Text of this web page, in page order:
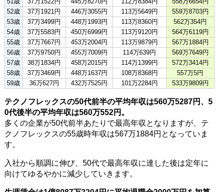
52歳
37万1921円 446万3055円 113万5649円
559万8703円
53歳
37万3499円 448万1993円 113万8360円
562万354円
54歳
37万5583円 450万6999円 113万9120円
564万6119円
55歳
37万7667円 453万2004円 113万9879円
567万1884円
56歳
37万9750円 455万7009円 114万639円
569万7649円
57歳
38万1834円 458万2015円 114万1399円
572万3414円
58歳
37万3469円 448万1637円 108万8368円
557万5円
59歳
36万627円 432万7525円 101万2284円 533万9809円
テクノフレックスの50代前半の平均年収は560万5287円、5
0代後半の平均年収は560万552円。
多くの企業が50代前半あたりで最高年収となりますが、テ
クノフレックスの55歳時年収は567万1884円となっていま
す。
入社から順調に伸び、50代で最高年収に達した後は定年に
向けてゆるやかに減少していきます。